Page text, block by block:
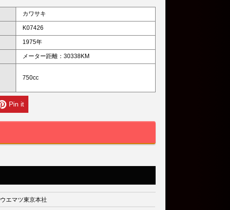
カワサキ
K07426
1975年
メーター距離：30338KM
750cc
Pin it
ウエマツ東京本社